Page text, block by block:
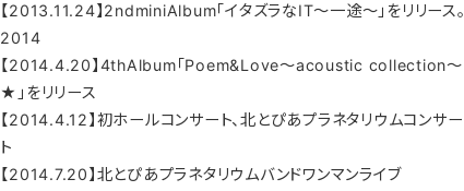
【2013.11.24】2ndminiAlbum「イタズラなIT〜一途〜」をリリース。
2014
【2014.4.20】4thAlbum「Poem&Love～acoustic collection～
★」をリリース
【2014.4.12】初ホールコンサート、北とぴあプラネタリウムコンサー
ト
【2014.7.20】北とぴあプラネタリウムバンドワンマンライブ